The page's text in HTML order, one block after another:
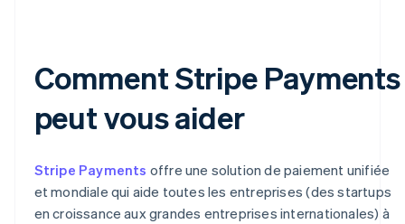
Comment Stripe Payments
peut vous aider
Stripe Payments offre une solution de paiement unifiée
et mondiale qui aide toutes les entreprises (des startups
en croissance aux grandes entreprises internationales) à